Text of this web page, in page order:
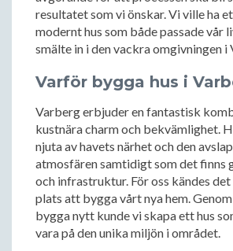
resultatet som vi önskar. Vi ville ha
modernt hus som både passade vår
smälte in i den vackra omgivningen i
Varför bygga hus i
Varberg erbjuder en fantastisk
kustnära charm och bekvämlighet.
njuta av havets närhet och den
atmosfären samtidigt som det finns
och infrastruktur. För oss kändes
plats att bygga vårt nya hem.
bygga nytt kunde vi skapa ett hus
vara på den unika miljön i området.